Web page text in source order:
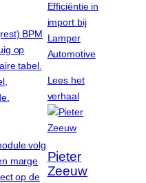
BPM
op
tabel.
volg
marge
op de
Efficiëntie in
import bij
Lamper
Automotive
Lees het
verhaal
Pieter
Zeeuw